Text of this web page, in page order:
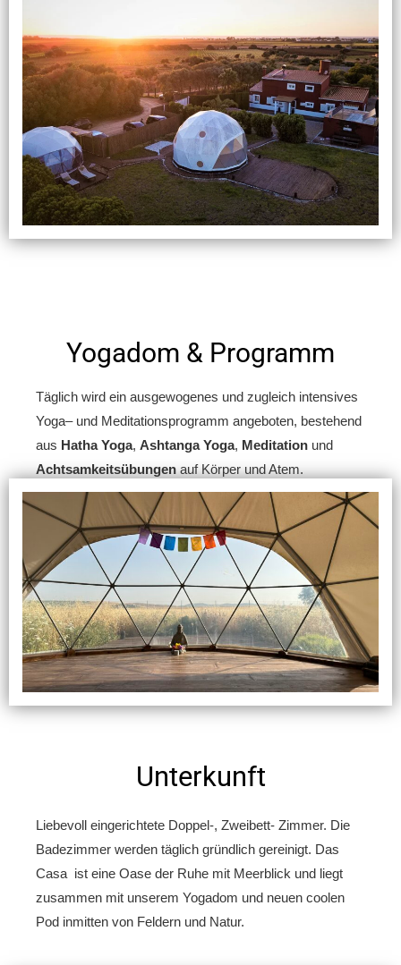
Yogadom & Programm
Täglich wird ein ausgewogenes und zugleich intensives
Yoga– und Meditationsprogramm angeboten, bestehend
aus Hatha Yoga, Ashtanga Yoga, Meditation und
Achtsamkeitsübungen auf Körper und Atem.
Unterkunft
Liebevoll eingerichtete Doppel-, Zweibett- Zimmer. Die
Badezimmer werden täglich gründlich gereinigt. Das
Casa ist eine Oase der Ruhe mit Meerblick und liegt
zusammen mit unserem Yogadom und neuen coolen
Pod inmitten von Feldern und Natur.